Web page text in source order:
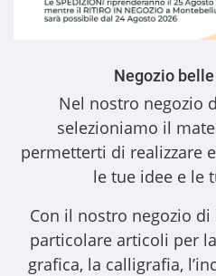
Negozio
Nel nostro negozio
selezioniamo il
permetterti di realizzare
le tue idee e le
Con il nostro negozio di
particolare articoli per
grafica, la calligrafia,